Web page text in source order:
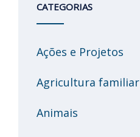
CATEGORIAS
Ações e Projetos
Agricultura familiar
Animais